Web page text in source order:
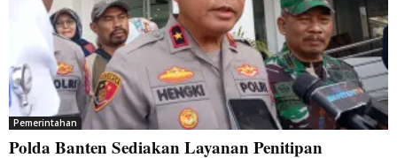
Pemerintahan
Polda Banten Sediakan Layanan Penitipan